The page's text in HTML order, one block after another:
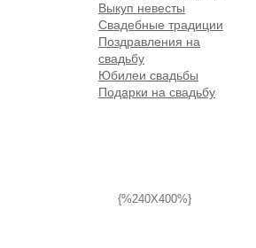
Выкуп невесты
Свадебные традиции
Поздравления на
свадьбу
Юбилеи свадьбы
Подарки на свадьбу
{%240X400%}